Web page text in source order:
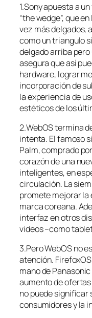
1.Sony apuesta a
“the wedge”, que
vez más delgados,
como un triangulo
delgado arriba
asegura que así
hardware, lograr
incorporación de
la experiencia de
estéticos de los
2.WebOS termina
intenta. El famoso
Palm, comprado
corazón de una
inteligentes, en
circulación. La
promete mejorar la
marca coreana.
interfaz en otros
videos –como
3.Pero WebOS no
atención.
mano de
aumento de
no puede significar
consumidores y la